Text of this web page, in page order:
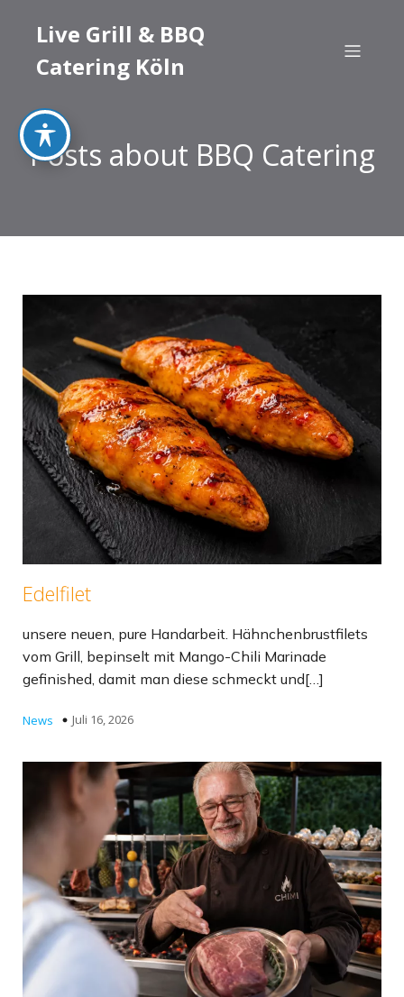
Live Grill & BBQ
Catering Köln
Posts about BBQ Catering
Edelfilet
unsere neuen, pure Handarbeit. Hähnchenbrustfilets
vom Grill, bepinselt mit Mango-Chili Marinade
gefinished, damit man diese schmeckt und[…]
News Juli 16, 2026